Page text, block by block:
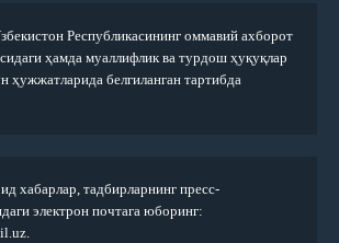
Республикасининг оммавий ахборот
ҳамда муаллифлик ва турдош ҳуқуқлар
ҳужжатларида белгиланган тартибда
хабарлар, тадбирларнинг пресс-
электрон почтага юборинг: